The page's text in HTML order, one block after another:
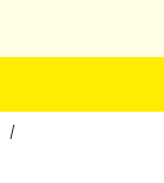
/